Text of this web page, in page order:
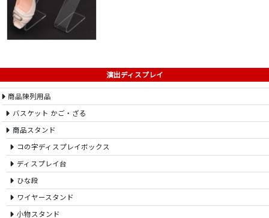
演出ディスプレイ
商品陳列用品
バスケット かご・ざる
商品スタンド
コの字ディスプレイボックス
ディスプレイ台
ひな段
ワイヤースタンド
小物スタンド